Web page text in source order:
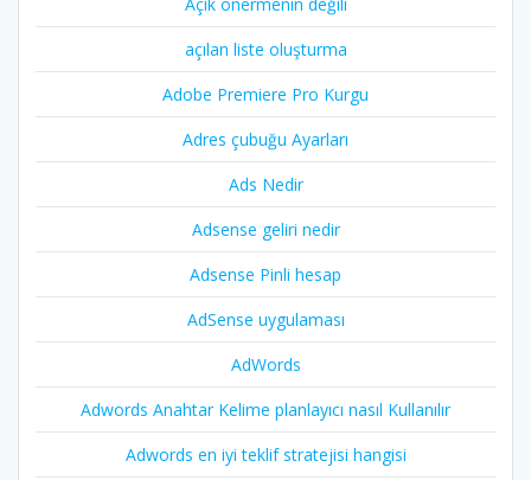
açılan liste oluşturma
Adobe Premiere Pro Kurgu
Adres çubuğu Ayarları
Ads Nedir
Adsense geliri nedir
Adsense Pinli hesap
AdSense uygulaması
AdWords
Adwords Anahtar Kelime planlayıcı nasıl Kullanılır
Adwords en iyi teklif stratejisi hangisi